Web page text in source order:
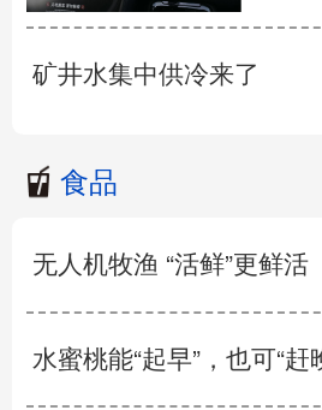
矿井水集中供冷来了
食品
无人机牧渔 “活鲜”更鲜活
水蜜桃能“起早”，也可“赶